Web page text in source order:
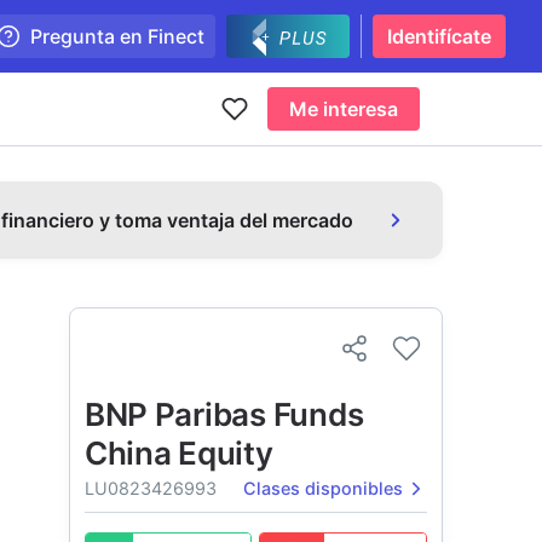
Pregunta en Finect Identifícate
Me interesa
y toma ventaja del mercado
BNP Paribas Funds
China Equity
LU0823426993 Clases disponibles